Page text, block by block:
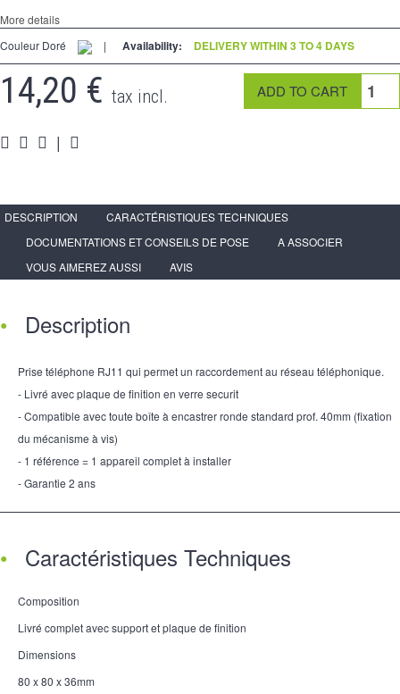
Accessories
Pièces
Media
More details
Couleur Doré
| Availability: DELIVERY WITHIN 3 TO 4 DAYS
14,20 € tax incl.
|
DESCRIPTION
CARACTÉRISTIQUES TECHNIQUES
DOCUMENTATIONS ET CONSEILS DE POSE
A ASSOCIER
VOUS AIMEREZ AUSSI
AVIS
Description
Prise téléphone RJ11 qui permet un raccordement au réseau téléphonique.
- Livré avec plaque de finition en verre securit
- Compatible avec toute boîte à encastrer ronde standard prof. 40mm (fixation
du mécanisme à vis)
- 1 référence = 1 appareil complet à installer
- Garantie 2 ans
Caractéristiques Techniques
Composition
Livré complet avec support et plaque de finition
Dimensions
80 x 80 x 36mm